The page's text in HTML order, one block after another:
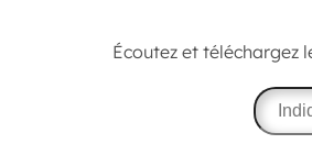
Écoutez et téléchargez